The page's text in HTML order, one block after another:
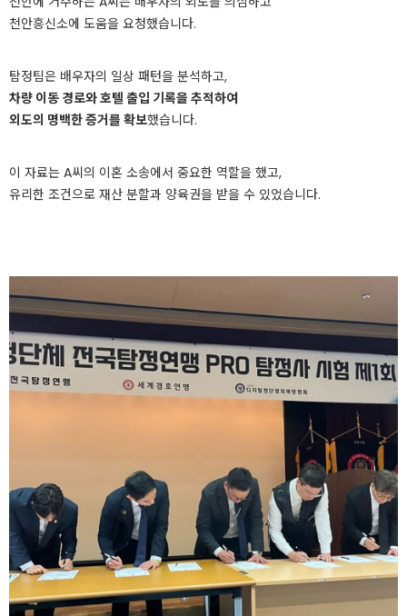
천안흥신소에 도움을 요청했습니다.
탐정팀은 배우자의 일상 패턴을 분석하고,
차량 이동 경로와 호텔 출입 기록을 추적하여
외도의 명백한 증거를 확보했습니다.
이 자료는 A씨의 이혼 소송에서 중요한 역할을 했고,
유리한 조건으로 재산 분할과 양육권을 받을 수 있었습니다.